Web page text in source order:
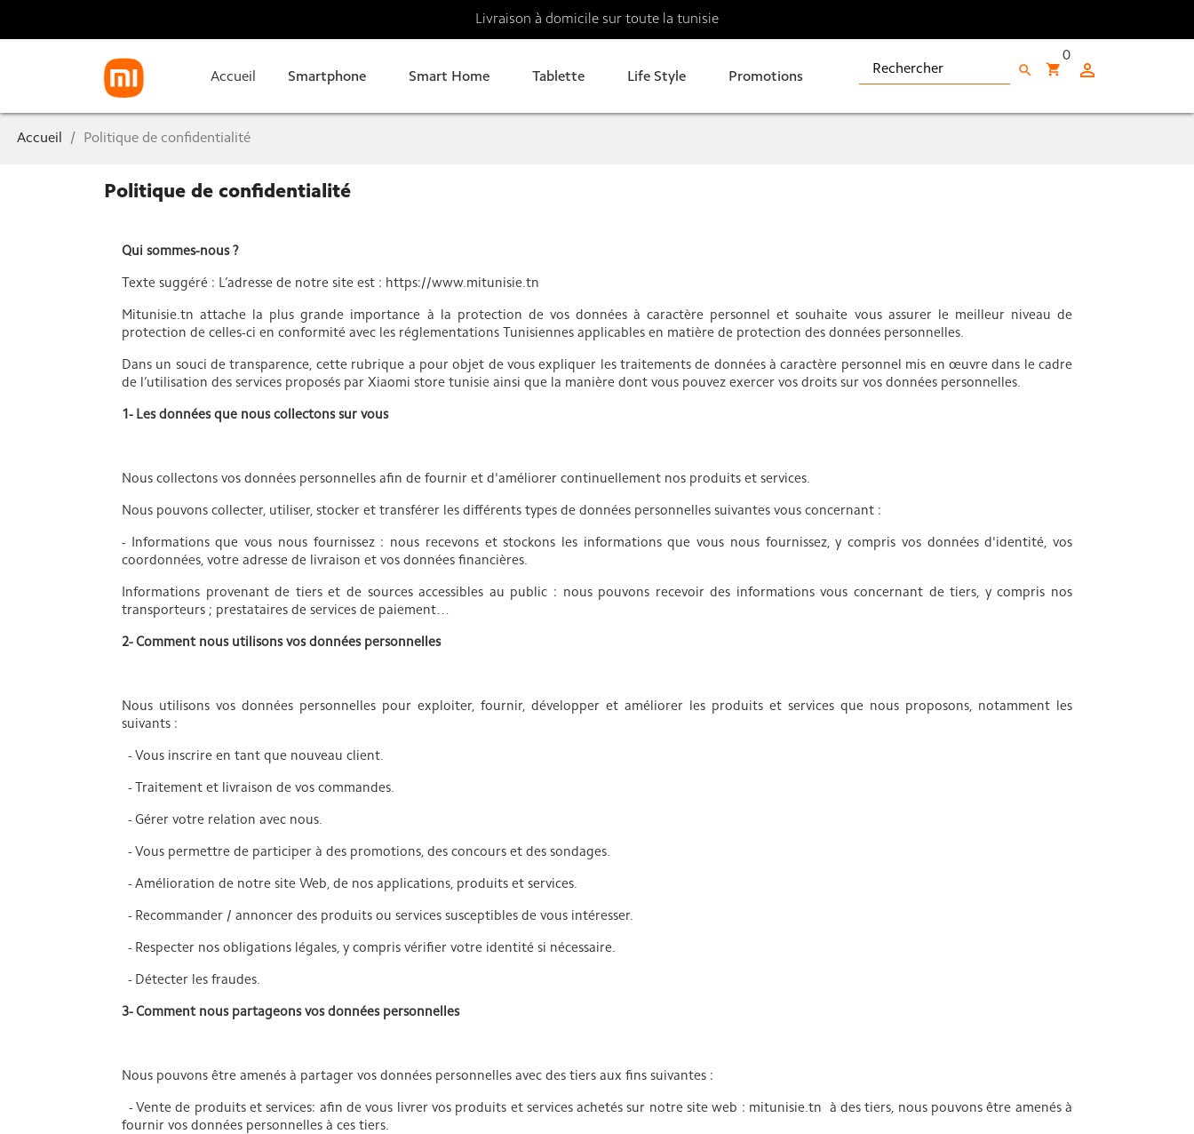
Livraison à domicile sur toute la tunisie
Accueil Smartphone Smart Home Tablette Life Style Promotions 
shopping_cart
0
search
Accueil Politique de confidentialité
Politique de confidentialité
Qui sommes-nous ?
Texte suggéré : L’adresse de notre site est : https://www.mitunisie.tn
Mitunisie.tn attache la plus grande importance à la protection de vos données à caractère personnel et souhaite vous assurer le meilleur niveau de
protection de celles-ci en conformité avec les réglementations Tunisiennes applicables en matière de protection des données personnelles.
Dans un souci de transparence, cette rubrique a pour objet de vous expliquer les traitements de données à caractère personnel mis en œuvre dans le cadre
de l’utilisation des services proposés par Xiaomi store tunisie ainsi que la manière dont vous pouvez exercer vos droits sur vos données personnelles.
1- Les données que nous collectons sur vous
Nous collectons vos données personnelles afin de fournir et d'améliorer continuellement nos produits et services.
Nous pouvons collecter, utiliser, stocker et transférer les différents types de données personnelles suivantes vous concernant :
- Informations que vous nous fournissez : nous recevons et stockons les informations que vous nous fournissez, y compris vos données d'identité, vos
coordonnées, votre adresse de livraison et vos données financières.
Informations provenant de tiers et de sources accessibles au public : nous pouvons recevoir des informations vous concernant de tiers, y compris nos
transporteurs ; prestataires de services de paiement…
2- Comment nous utilisons vos données personnelles
Nous utilisons vos données personnelles pour exploiter, fournir, développer et améliorer les produits et services que nous proposons, notamment les
suivants :
- Vous inscrire en tant que nouveau client.
- Traitement et livraison de vos commandes.
- Gérer votre relation avec nous.
- Vous permettre de participer à des promotions, des concours et des sondages.
- Amélioration de notre site Web, de nos applications, produits et services.
- Recommander / annoncer des produits ou services susceptibles de vous intéresser.
- Respecter nos obligations légales, y compris vérifier votre identité si nécessaire.
- Détecter les fraudes.
3- Comment nous partageons vos données personnelles
Nous pouvons être amenés à partager vos données personnelles avec des tiers aux fins suivantes :
- Vente de produits et services: afin de vous livrer vos produits et services achetés sur notre site web : mitunisie.tn à des tiers, nous pouvons être amenés à
fournir vos données personnelles à ces tiers.